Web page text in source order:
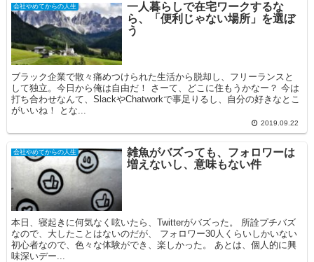
会社やめてからの人生
一人暮らしで在宅ワークするな
ら、「便利じゃない場所」を選ぼ
う
ブラック企業で散々痛めつけられた生活から脱却し、フリーランスと
して独立。今日から俺は自由だ！ さーて、どこに住もうかなー？ 今は
打ち合わせなんて、SlackやChatworkで事足りるし、自分の好きなとこ
がいいね！ とな...
2019.09.22
会社やめてからの人生
雑魚がバズっても、フォロワーは
増えないし、意味もない件
本日、寝起きに何気なく呟いたら、Twitterがバズった。 所詮プチバズ
なので、大したことはないのだが、 フォロワー30人くらいしかいない
初心者なので、色々な体験ができ、楽しかった。 あとは、個人的に興
味深いデー...